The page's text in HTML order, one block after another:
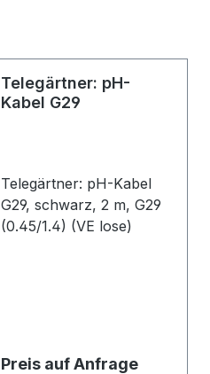
Telegärtner: pH-
Kabel G29
Telegärtner: pH-Kabel
G29, schwarz, 2 m, G29
(0.45/1.4) (VE lose)
Preis auf Anfrage